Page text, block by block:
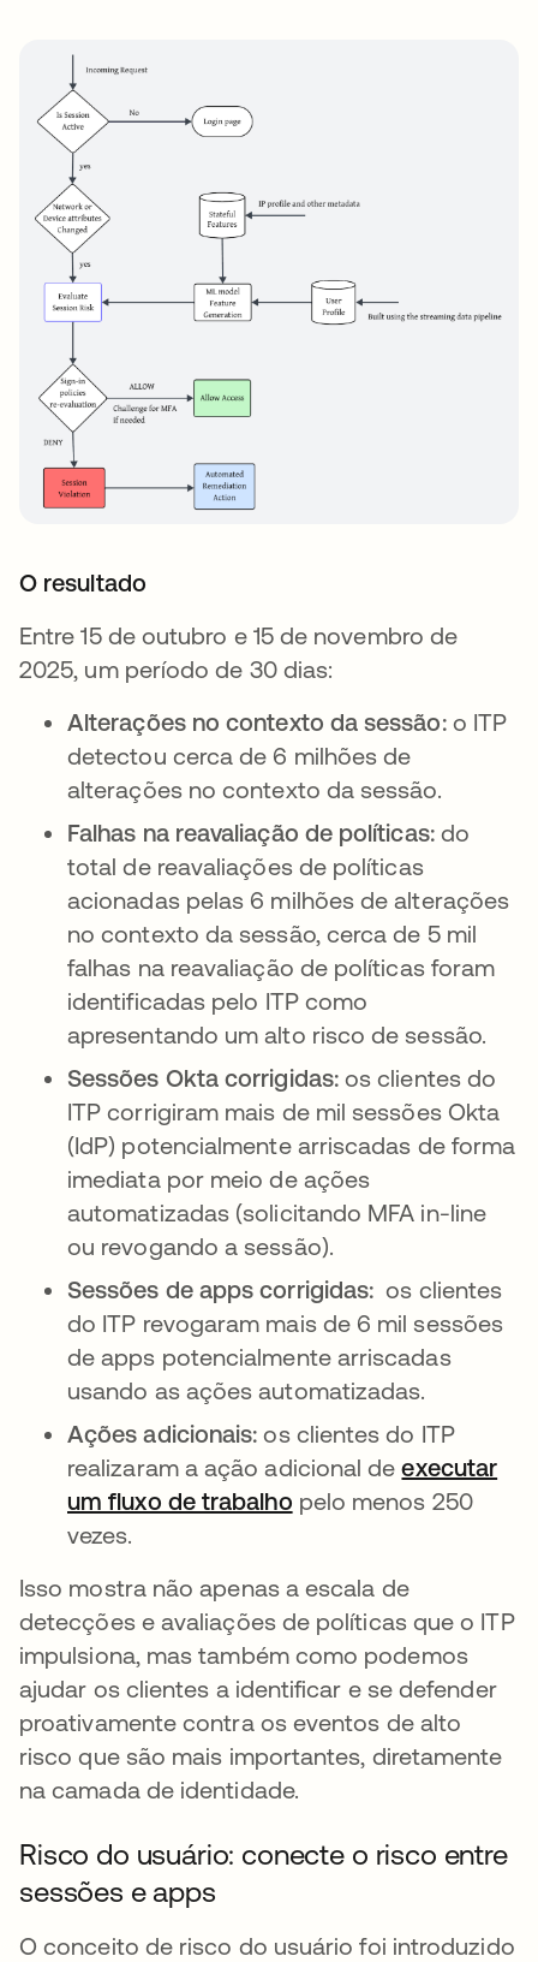
O resultado
Entre 15 de outubro e 15 de novembro de
2025, um período de 30 dias:
Alterações no contexto da sessão:o ITP
detectou cerca de 6 milhões de
alterações no contexto da sessão.
Falhas na reavaliação de políticas:do
total de reavaliações de políticas
acionadas pelas 6 milhões de alterações
no contexto da sessão, cerca de 5 mil
falhas na reavaliação de políticas foram
identificadas pelo ITP como
apresentando um alto risco de sessão.
Sessões Okta corrigidas: os clientes do
ITP corrigiram mais de mil sessões Okta
(IdP) potencialmente arriscadas de forma
imediata por meio de ações
automatizadas (solicitando MFA in-line
ou revogando a sessão).
Sessões de apps corrigidas: os clientes
do ITP revogaram mais de 6 mil sessões
de apps potencialmente arriscadas
usando as ações automatizadas.
Ações adicionais: os clientes do ITP
realizaram a ação adicional deexecutar
um fluxo de trabalho pelo menos 250
vezes.
Isso mostra não apenas a escala de
detecções e avaliações de políticas que o ITP
impulsiona, mas também como podemos
ajudar os clientes a identificar e se defender
proativamente contra os eventos de alto
risco que são mais importantes, diretamente
na camada de identidade.
Risco do usuário: conecte o risco entre
sessões e apps
O conceito de risco do usuário foi introduzido